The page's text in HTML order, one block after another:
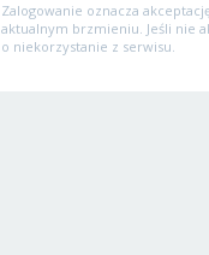
Zalogowanie oznacza
aktualnym brzmieniu. Jeśli nie
o niekorzystanie z serwisu.